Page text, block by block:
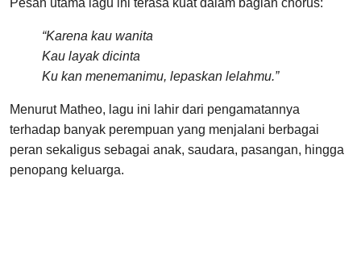
Pesan utama lagu ini terasa kuat dalam bagian chorus:
“Karena kau wanita
Kau layak dicinta
Ku kan menemanimu, lepaskan lelahmu.”
Menurut Matheo, lagu ini lahir dari pengamatannya
terhadap banyak perempuan yang menjalani berbagai
peran sekaligus sebagai anak, saudara, pasangan, hingga
penopang keluarga.